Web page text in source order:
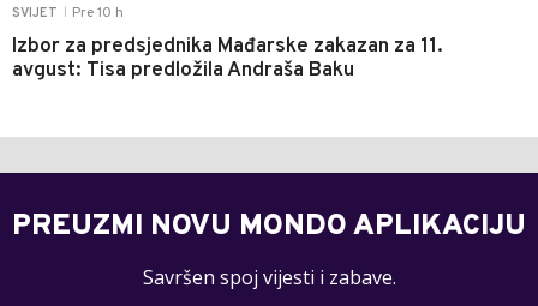
SVIJET Pre 10 h
Izbor za predsjednika Mađarske zakazan za 11.
avgust: Tisa predložila Andraša Baku
PREUZMI NOVU MONDO APLIKACIJU
Savršen spoj vijesti i zabave.